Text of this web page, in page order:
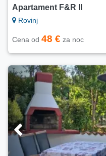
Apartament F&R II
Rovinj
Cena od 48 € za noc